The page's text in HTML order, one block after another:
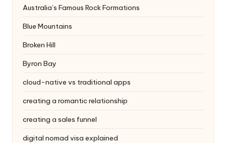
Australia’s Famous Rock Formations
Blue Mountains
Broken Hill
Byron Bay
cloud-native vs traditional apps
creating a romantic relationship
creating a sales funnel
digital nomad visa explained